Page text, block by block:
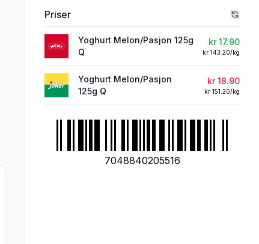
nøye om du har allergier, vi tar forbehold om at det kan være feil i
Priser
Yoghurt Melon/Pasjon 125g
Q
kr 17.90
kr 143.20/kg
Yoghurt Melon/Pasjon
125g Q
kr 18.90
kr 151.20/kg
7048840205516